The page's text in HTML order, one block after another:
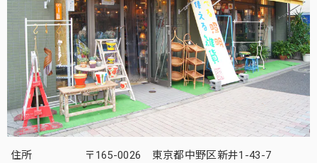
住所
〒165-0026 東京都中野区新井1-43-7